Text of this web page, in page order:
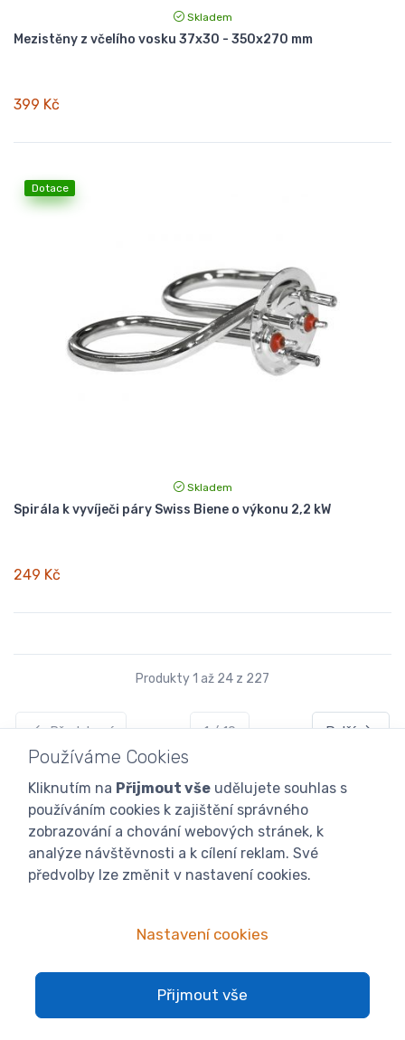
Skladem
Mezistěny z včelího vosku 37x30 - 350x270 mm
399 Kč
Dotace
Skladem
Spirála k vyvíječi páry Swiss Biene o výkonu 2,2 kW
249 Kč
Produkty 1 až 24 z 227
Předchozí 1 / 10 Další
Pro zákazníky
Reklamační řád
Používáme Cookies
Kliknutím na Přijmout vše udělujete souhlas s
používáním cookies k zajištění správného
zobrazování a chování webových stránek, k
analýze návštěvnosti a k cílení reklam. Své
předvolby lze změnit v nastavení cookies.
Nastavení cookies
Přijmout vše